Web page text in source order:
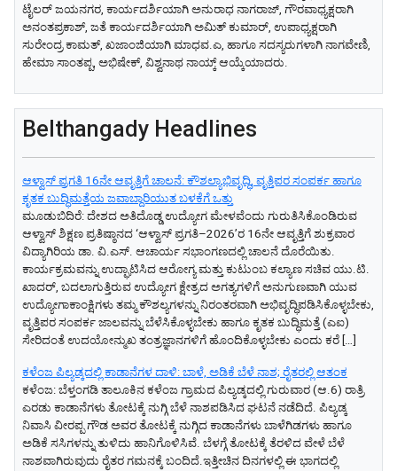
ಟೈಲರ್ ಜಯನಗರ, ಕಾರ್ಯದರ್ಶಿಯಾಗಿ ಅನುರಾಧ ನಾಗರಾಜ್, ಗೌರವಾಧ್ಯಕ್ಷರಾಗಿ
ಅನಂತಪ್ರಕಾಶ್, ಜತೆ ಕಾರ್ಯದರ್ಶಿಯಾಗಿ ಅಮಿತ್ ಕುಮಾರ್, ಉಪಾಧ್ಯಕ್ಷರಾಗಿ
ಸುರೇಂದ್ರ ಕಾಮತ್, ಖಜಾಂಜಿಯಾಗಿ ಮಾಧವ.ಎ, ಹಾಗೂ ಸದಸ್ಯರುಗಳಾಗಿ ನಾಗವೇಣಿ,
ಹೇಮಾ ಸಾಂತಪ್ಪ, ಅಭಿಷೇಕ್, ವಿಶ್ವನಾಥ ನಾಯ್ಕ್ ಆಯ್ಕೆಯಾದರು.
Belthangady Headlines
ಆಳ್ವಾಸ್ ಪ್ರಗತಿ 16ನೇ ಆವೃತ್ತಿಗೆ ಚಾಲನೆ: ಕೌಶಲ್ಯಾಭಿವೃದ್ಧಿ, ವೃತ್ತಿಪರ ಸಂಪರ್ಕ ಹಾಗೂ
ಕೃತಕ ಬುದ್ಧಿಮತ್ತೆಯ ಜವಾಬ್ದಾರಿಯುತ ಬಳಕೆಗೆ ಒತ್ತು
ಮೂಡುಬಿದಿರೆ: ದೇಶದ ಅತಿದೊಡ್ಡ ಉದ್ಯೋಗ ಮೇಳವೆಂದು ಗುರುತಿಸಿಕೊಂಡಿರುವ
ಆಳ್ವಾಸ್ ಶಿಕ್ಷಣ ಪ್ರತಿಷ್ಠಾನದ ‘ಆಳ್ವಾಸ್ ಪ್ರಗತಿ–2026’ರ 16ನೇ ಆವೃತ್ತಿಗೆ ಶುಕ್ರವಾರ
ವಿದ್ಯಾಗಿರಿಯ ಡಾ. ವಿ.ಎಸ್. ಆಚಾರ್ಯ ಸಭಾಂಗಣದಲ್ಲಿ ಚಾಲನೆ ದೊರೆಯಿತು.
ಕಾರ್ಯಕ್ರಮವನ್ನು ಉದ್ಘಾಟಿಸಿದ ಆರೋಗ್ಯ ಮತ್ತು ಕುಟುಂಬ ಕಲ್ಯಾಣ ಸಚಿವ ಯು.ಟಿ.
ಖಾದರ್, ಬದಲಾಗುತ್ತಿರುವ ಉದ್ಯೋಗ ಕ್ಷೇತ್ರದ ಅಗತ್ಯಗಳಿಗೆ ಅನುಗುಣವಾಗಿ ಯುವ
ಉದ್ಯೋಗಾಕಾಂಕ್ಷಿಗಳು ತಮ್ಮ ಕೌಶಲ್ಯಗಳನ್ನು ನಿರಂತರವಾಗಿ ಅಭಿವೃದ್ಧಿಪಡಿಸಿಕೊಳ್ಳಬೇಕು,
ವೃತ್ತಿಪರ ಸಂಪರ್ಕ ಜಾಲವನ್ನು ಬೆಳೆಸಿಕೊಳ್ಳಬೇಕು ಹಾಗೂ ಕೃತಕ ಬುದ್ಧಿಮತ್ತೆ (ಎಐ)
ಸೇರಿದಂತೆ ಉದಯೋನ್ಮುಖ ತಂತ್ರಜ್ಞಾನಗಳಿಗೆ ಹೊಂದಿಕೊಳ್ಳಬೇಕು ಎಂದು ಕರೆ […]
ಕಳೆಂಜ ಪಿಲ್ಯಡ್ಕದಲ್ಲಿ ಕಾಡಾನೆಗಳ ದಾಳಿ: ಬಾಳೆ, ಅಡಿಕೆ ಬೆಳೆ ನಾಶ; ರೈತರಲ್ಲಿ ಆತಂಕ
ಕಳೆಂಜ: ಬೆಳ್ತಂಗಡಿ ತಾಲೂಕಿನ ಕಳೆಂಜ ಗ್ರಾಮದ ಪಿಲ್ಯಡ್ಕದಲ್ಲಿ ಗುರುವಾರ (ಆ.6) ರಾತ್ರಿ
ಎರಡು ಕಾಡಾನೆಗಳು ತೋಟಕ್ಕೆ ನುಗ್ಗಿ ಬೆಳೆ ನಾಶಪಡಿಸಿದ ಘಟನೆ ನಡೆದಿದೆ. ಪಿಲ್ಯಡ್ಕ
ನಿವಾಸಿ ವೀರಪ್ಪ ಗೌಡ ಅವರ ತೋಟಕ್ಕೆ ನುಗ್ಗಿದ ಕಾಡಾನೆಗಳು ಬಾಳೆಗಿಡಗಳು ಹಾಗೂ
ಅಡಿಕೆ ಸಸಿಗಳನ್ನು ತುಳಿದು ಹಾನಿಗೊಳಿಸಿವೆ. ಬೆಳಗ್ಗೆ ತೋಟಕ್ಕೆ ತೆರಳಿದ ವೇಳೆ ಬೆಳೆ
ನಾಶವಾಗಿರುವುದು ರೈತರ ಗಮನಕ್ಕೆ ಬಂದಿದೆ.ಇತ್ತೀಚಿನ ದಿನಗಳಲ್ಲಿ ಈ ಭಾಗದಲ್ಲಿ